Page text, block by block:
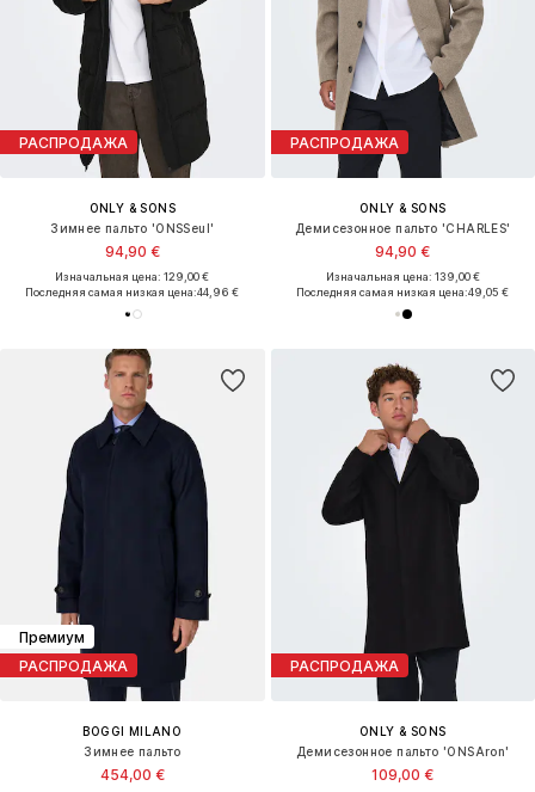
РАСПРОДАЖА
ONLY & SONS
Зимнее пальто 'ONSSeul'
94,90 €
Изначальная цена: 129,00 €
Последняя самая низкая цена:44,96 €
РАСПРОДАЖА
ONLY & SONS
Демисезонное пальто 'CHARLES'
94,90 €
Изначальная цена: 139,00 €
Последняя самая низкая цена:49,05 €
Премиум
РАСПРОДАЖА
BOGGI MILANO
Зимнее пальто
454,00 €
РАСПРОДАЖА
ONLY & SONS
Демисезонное пальто 'ONSAron'
109,00 €